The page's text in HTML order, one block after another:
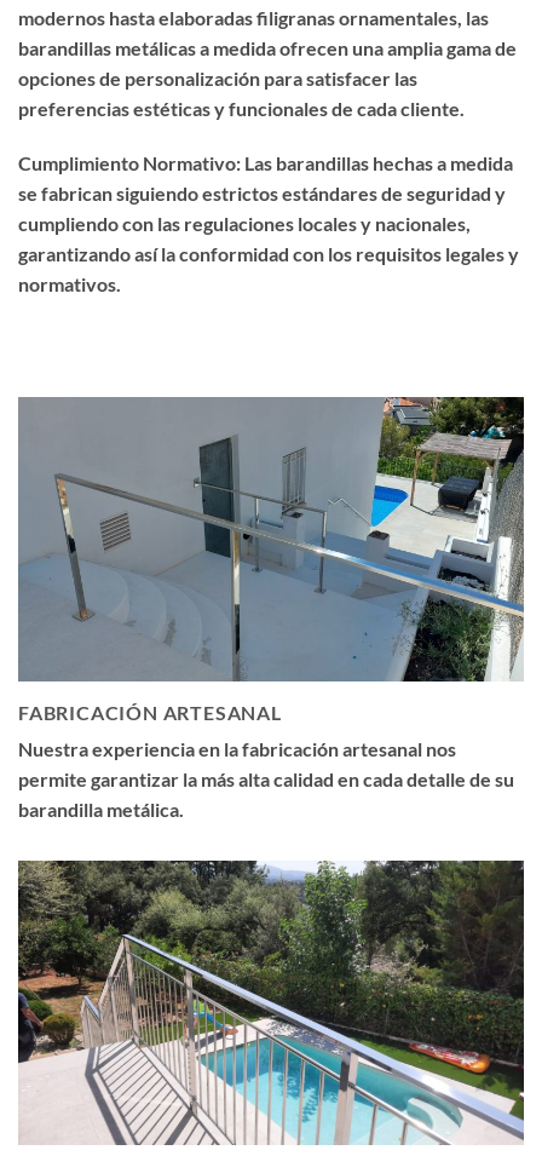
modernos hasta elaboradas filigranas ornamentales, las
barandillas metálicas a medida ofrecen una amplia gama de
opciones de personalización para satisfacer las
preferencias estéticas y funcionales de cada cliente.
Cumplimiento Normativo: Las barandillas hechas a medida
se fabrican siguiendo estrictos estándares de seguridad y
cumpliendo con las regulaciones locales y nacionales,
garantizando así la conformidad con los requisitos legales y
normativos.
FABRICACIÓN ARTESANAL
Nuestra experiencia en la fabricación artesanal nos
permite garantizar la más alta calidad en cada detalle de su
barandilla metálica.